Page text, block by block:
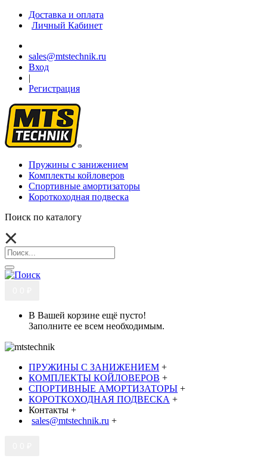
Доставка и оплата
Личный Кабинет
sales@mtstechnik.ru
Вход
|
Регистрация
Пружины с занижением
Комплекты койловеров
Спортивные амортизаторы
Короткоходная подвеска
Поиск по каталогу
В Вашей корзине ещё пусто!
Заполните ее всем необходимым.
ПРУЖИНЫ С ЗАНИЖЕНИЕМ +
КОМПЛЕКТЫ КОЙЛОВЕРОВ +
СПОРТИВНЫЕ АМОРТИЗАТОРЫ +
КОРОТКОХОДНАЯ ПОДВЕСКА +
Контакты +
sales@mtstechnik.ru +